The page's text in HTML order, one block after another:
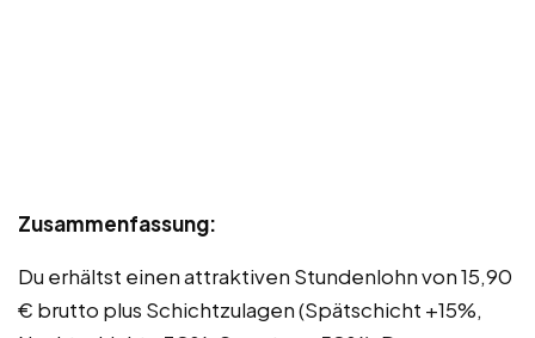
Zusammenfassung:
Du erhältst einen attraktiven Stundenlohn von 15,90
€ brutto plus Schichtzulagen (Spätschicht +15%,